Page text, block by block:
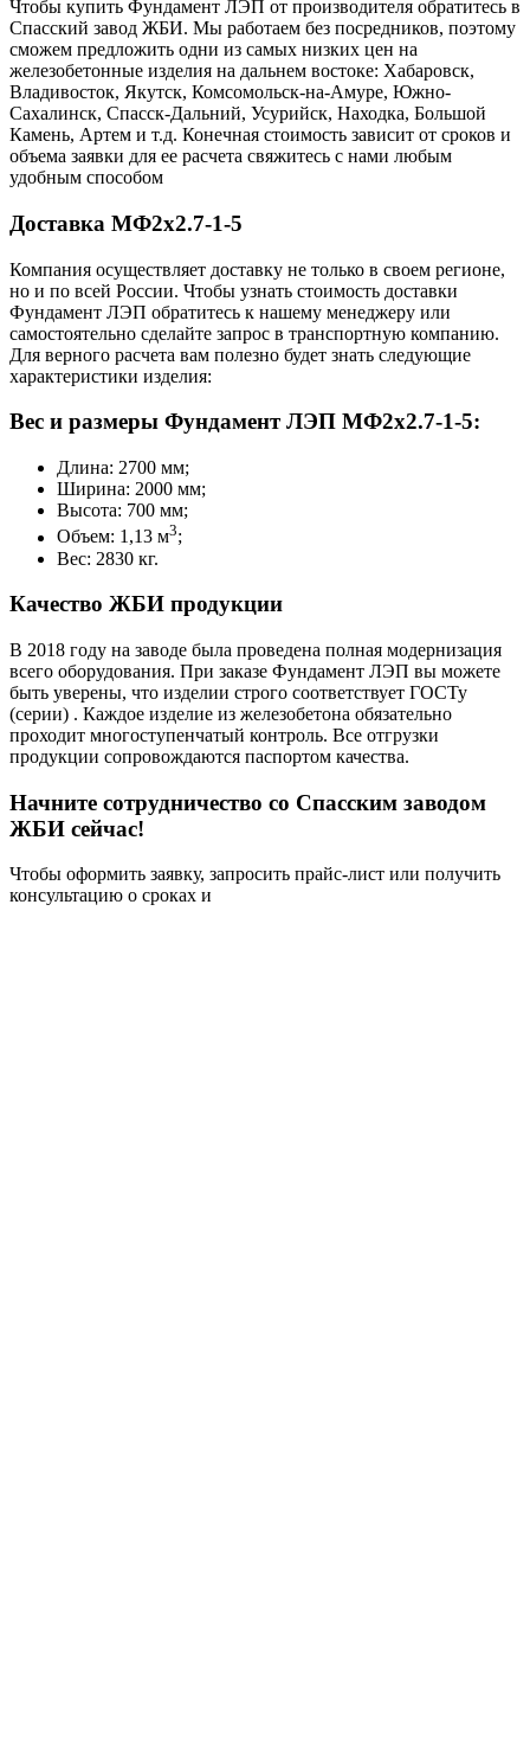
Чтобы купить Фундамент ЛЭП от производителя обратитесь в
Cпасский завод ЖБИ. Мы работаем без посредников, поэтому
сможем предложить одни из самых низких цен на
железобетонные изделия на дальнем востоке: Хабаровск,
Владивосток, Якутск, Комсомольск-на-Амуре, Южно-
Сахалинск, Спасск-Дальний, Усурийск, Находка, Большой
Камень, Артем и т.д. Конечная стоимость зависит от сроков и
объема заявки для ее расчета свяжитесь с нами любым
удобным способом
Доставка МФ2х2.7-1-5
Компания осуществляет доставку не только в своем регионе,
но и по всей России. Чтобы узнать стоимость доставки
Фундамент ЛЭП обратитесь к нашему менеджеру или
самостоятельно сделайте запрос в транспортную компанию.
Для верного расчета вам полезно будет знать следующие
характеристики изделия:
Вес и размеры Фундамент ЛЭП МФ2х2.7-1-5:
Длина: 2700 мм;
Ширина: 2000 мм;
Высота: 700 мм;
Объем: 1,13 м3;
Вес: 2830 кг.
Качество ЖБИ продукции
В 2018 году на заводе была проведена полная модернизация
всего оборудования. При заказе Фундамент ЛЭП вы можете
быть уверены, что изделии строго соответствует ГОСТу
(серии) . Каждое изделие из железобетона обязательно
проходит многоступенчатый контроль. Все отгрузки
продукции сопровождаются паспортом качества.
Начните сотрудничество со Cпасским заводом
ЖБИ сейчас!
Чтобы оформить заявку, запросить прайс-лист или получить
консультацию о сроках и